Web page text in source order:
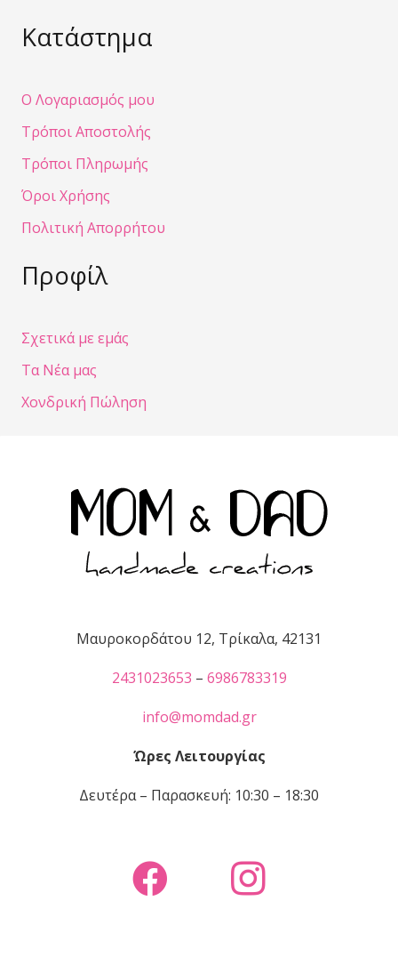
Κατάστημα
Ο Λογαριασμός μου
Τρόποι Αποστολής
Τρόποι Πληρωμής
Όροι Χρήσης
Πολιτική Απορρήτου
Προφίλ
Σχετικά με εμάς
Τα Νέα μας
Χονδρική Πώληση
Μαυροκορδάτου 12, Τρίκαλα, 42131
2431023653 – 6986783319
info@momdad.gr
Ώρες Λειτουργίας
Δευτέρα – Παρασκευή: 10:30 – 18:30